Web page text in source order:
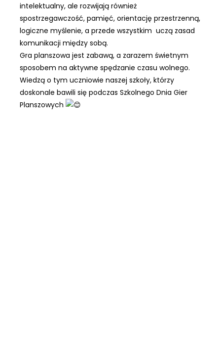
intelektualny, ale rozwijają również
spostrzegawczość, pamięć, orientację przestrzenną,
logiczne myślenie, a przede wszystkim uczą zasad
komunikacji między sobą.
Gra planszowa jest zabawą, a zarazem świetnym
sposobem na aktywne spędzanie czasu wolnego.
Wiedzą o tym uczniowie naszej szkoły, którzy
doskonale bawili się podczas Szkolnego Dnia Gier
Planszowych